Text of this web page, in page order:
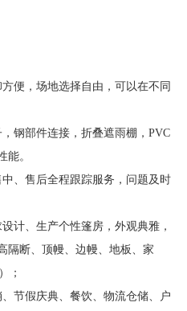
便，场地选择自由，可以在不同
钢部件连接，折叠遮雨棚，PVC
。
、售后全程跟踪服务，问题及时
计、生产个性篷房，外观典雅，
隔断、顶幔、边幔、地板、家
；
节假庆典、餐饮、物流仓储、户